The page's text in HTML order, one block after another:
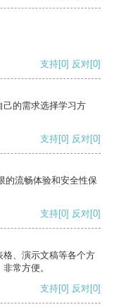
支持[0] 反对[0]
己的需求选择学习方
支持[0] 反对[0]
的流畅体验和安全性保
支持[0] 反对[0]
、演示文稿等各个方
常方便。
支持[0] 反对[0]